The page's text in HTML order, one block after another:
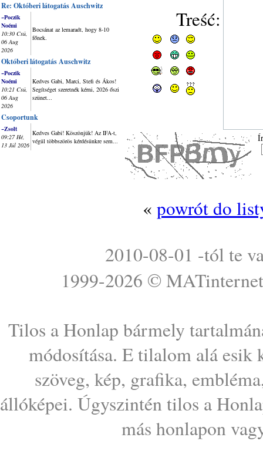
Re: Októberi látogatás Auschwitz
~Poczik
Noémi
10:30 Csü,
06 Aug
2026
Bocsánat az lemaradt, hogy 8-10
főnek.
Októberi látogatás Auschwitz
~Poczik
Noémi
10:21 Csü,
06 Aug
2026
Kedves Gabi, Marci, Stefi és Ákos!
Segítséget szeretnék kérni, 2026 őszi
szünet...
Csoportunk
~Zsolt
09:27 Hé,
13 Júl 2026
Kedves Gabi! Köszönjük! Az IFA-t,
végül többszörös kérdésünkre sem...
Treść:
« powrót do
2010-08-01 -tól te
1999-2026 © MATinternet
Tilos a Honlap bármely
módosítása. E tilalom alá esik
szöveg, kép, grafika,
állóképei. Úgyszintén tilos a
más honlapon